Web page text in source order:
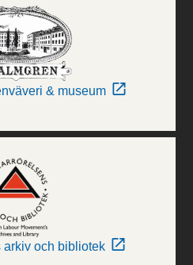
& museum
arkiv och bibliotek